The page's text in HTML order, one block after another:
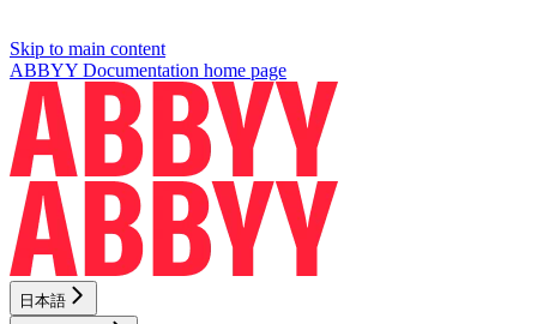
Skip to main content
ABBYY Documentation home page
日本語